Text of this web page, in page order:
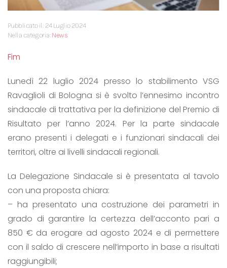
Pubblicato il: 24 Luglio 2024
Nella categoria:News
Fim
Lunedì 22 luglio 2024 presso lo stabilimento VSG
Ravaglioli di Bologna si è svolto l’ennesimo incontro
sindacale di trattativa per la definizione del Premio di
Risultato per l’anno 2024. Per la parte sindacale
erano presenti i delegati e i funzionari sindacali dei
territori, oltre ai livelli sindacali regionali.
La Delegazione Sindacale si è presentata al tavolo
con una proposta chiara:
– ha presentato una costruzione dei parametri in
grado di garantire la certezza dell’acconto pari a
850 € da erogare ad agosto 2024 e di permettere
con il saldo di crescere nell’importo in base a risultati
raggiungibili;